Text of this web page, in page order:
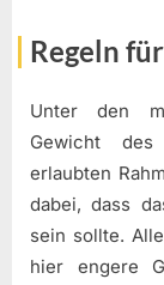
Regeln
Unter den
Gewicht
erlaubten
dabei, dass
sein sollte.
hier engere